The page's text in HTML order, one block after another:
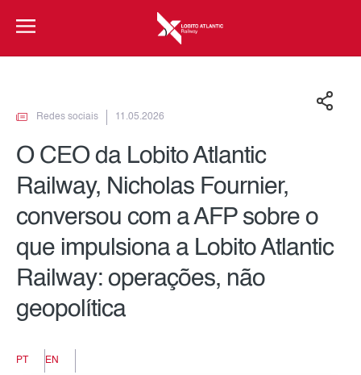
Redes sociais 11.05.2026
O CEO da Lobito Atlantic
Railway, Nicholas Fournier,
conversou com a AFP sobre o
que impulsiona a Lobito Atlantic
Railway: operações, não
geopolítica
PT EN